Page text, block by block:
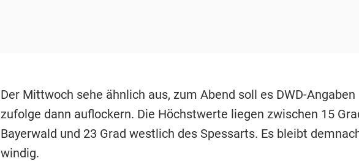
Der Mittwoch sehe ähnlich aus, zum Abend soll es DWD-Angaben
zufolge dann auflockern. Die Höchstwerte liegen zwischen 15
Bayerwald und 23 Grad westlich des Spessarts. Es bleibt
windig.